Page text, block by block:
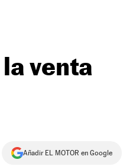
venta
Añadir EL MOTOR en Google